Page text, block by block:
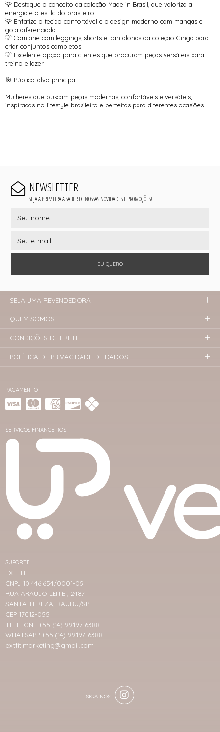
💡 Destaque o conceito da coleção Made in Brasil, que valoriza a
energia e o estilo do brasileiro.
💡 Enfatize o tecido confortável e o design moderno com mangas e
gola diferenciada.
💡 Combine com leggings, shorts e pantalonas da coleção Ginga para
criar conjuntos completos.
💡 Excelente opção para clientes que procuram peças versáteis para
treino e lazer.
🎯 Público-alvo principal:
Mulheres que buscam peças modernas, confortáveis e versáteis,
inspiradas no lifestyle brasileiro e perfeitas para diferentes ocasiões.
NEWSLETTER
SEJA A PRIMEIRA A SABER DE NOSSAS NOVIDADES E PROMOÇÕES!
EU QUERO
PAGAMENTO
SERVIÇOS FINANCEIROS
SUPORTE
EXTFIT
CNPJ 10.446.654/0001-05
RUA ARAUJO LEITE , 2487
SANTA TEREZA, BAURU/SP
CEP 17012-055
TELEFONE +55 (14) 99197-6388
WHATSAPP +55 (14) 99197-6388
extfit.marketing@gmail.com
SEJA UMA REVENDEDORA
QUEM SOMOS
CONDIÇÕES DE FRETE
POLÍTICA DE PRIVACIDADE DE DADOS